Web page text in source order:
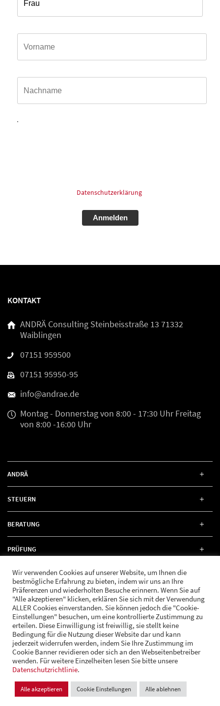
Datenschutzerklärung
KONTAKT
ANDRÄ Consulting Steinbeisstraße 13 71332
Waiblingen
07151 959500
07151 95950-95
info@andrae.de
Montag - Donnerstagvon 8:00 - 17:30 UhrFreitag
von 8:00 -16:00 Uhr
ANDRÄ
STEUERN
BERATUNG
PRÜFUNG
RECHT
FOLGE UNS
© Andrä Consulting Datenschutz
Cookie Einstellungen
Design und Entwicklung:VI BRAND STUDIOS
Wir verwenden Cookies auf unserer Website, um Ihnen die
bestmögliche Erfahrung zu bieten, indem wir uns an Ihre
Präferenzen und wiederholten Besuche erinnern. Wenn Sie auf
"Alle akzeptieren" klicken, erklären Sie sich mit der Verwendung
ALLER Cookies einverstanden. Sie können jedoch die "Cookie-
Einstellungen" besuchen, um eine kontrollierte Zustimmung zu
erteilen. Diese Einwilligung ist freiwillig, sie stellt keine
Bedingung für die Nutzung dieser Website dar und kann
jederzeit widerrufen werden, indem Sie Ihre Zustimmung im
Cookie Banner revidieren oder sich an den Webseitenbetreiber
wenden. Für weitere Einzelheiten lesen Sie bitte unsere
Datenschutzrichtlinie.
Alle akzeptieren Cookie Einstellungen Alle ablehnen